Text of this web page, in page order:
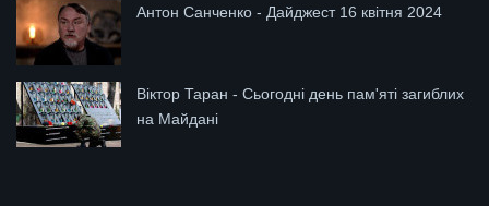
Антон Санченко - Дайджест 16 квітня 2024
Віктор Таран - Сьогодні день пам'яті загиблих
на Майдані